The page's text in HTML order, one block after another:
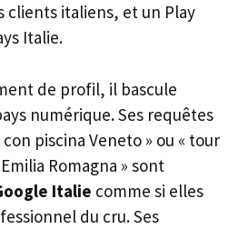
clients italiens, et un Play
Italie.
de profil, il bascule
numérique. Ses requêtes
piscina Veneto » ou « tour
Romagna » sont
Italie comme si elles
du cru. Ses